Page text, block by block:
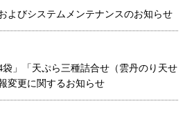
よびシステムメンテナンスのお知らせ
袋」「天ぷら三種詰合せ（雲丹のり天せ
変更に関するお知らせ